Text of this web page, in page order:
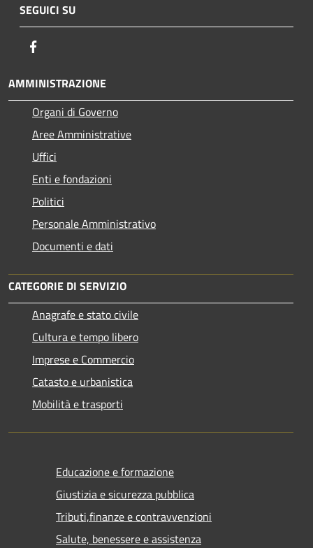
SEGUICI SU
AMMINISTRAZIONE
Organi di Governo
Aree Amministrative
Uffici
Enti e fondazioni
Politici
Personale Amministrativo
Documenti e dati
CATEGORIE DI SERVIZIO
Anagrafe e stato civile
Cultura e tempo libero
Imprese e Commercio
Catasto e urbanistica
Mobilità e trasporti
Educazione e formazione
Giustizia e sicurezza pubblica
Tributi,finanze e contravvenzioni
Salute, benessere e assistenza